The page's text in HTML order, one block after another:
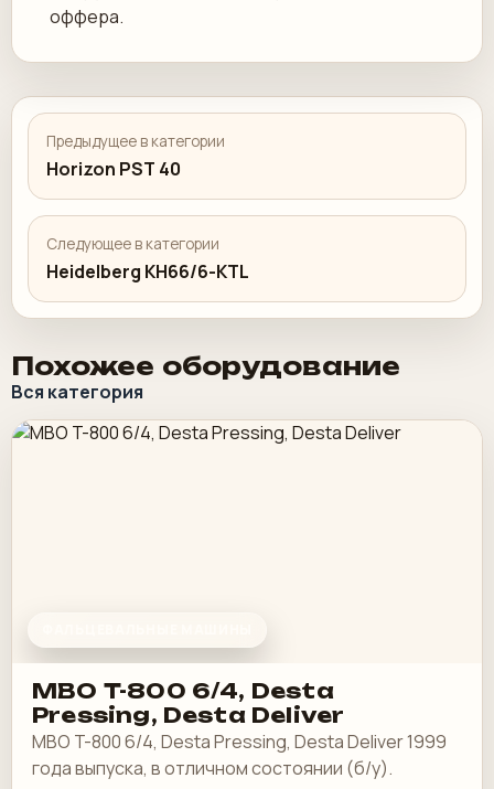
оффера.
Предыдущее в категории
Horizon PST 40
Следующее в категории
Heidelberg KH66/6-KTL
Похожее оборудование
Вся категория
MBO T-800 6/4, Desta
Pressing, Desta Deliver
MBO T-800 6/4, Desta Pressing, Desta Deliver 1999
года выпуска, в отличном состоянии (б/у).